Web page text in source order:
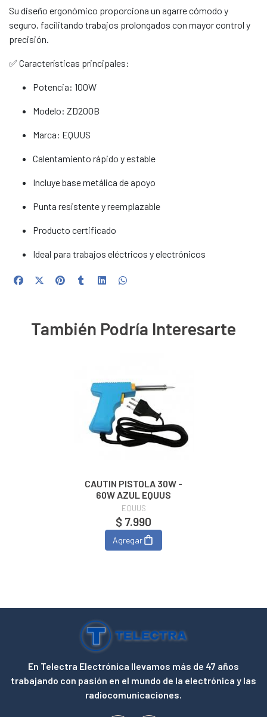
Su diseño ergonómico proporciona un agarre cómodo y
seguro, facilitando trabajos prolongados con mayor control y
precisión.
✅ Características principales:
Potencia: 100W
Modelo: ZD200B
Marca: EQUUS
Calentamiento rápido y estable
Incluye base metálica de apoyo
Punta resistente y reemplazable
Producto certificado
Ideal para trabajos eléctricos y electrónicos
También Podría Interesarte
CAUTIN PISTOLA 30W -
60W AZUL EQUUS
EQUUS
$ 7.990
Agregar
En Telectra Electrónica llevamos más de 47 años
trabajando con pasión en el mundo de la electrónica y las
radiocomunicaciones.